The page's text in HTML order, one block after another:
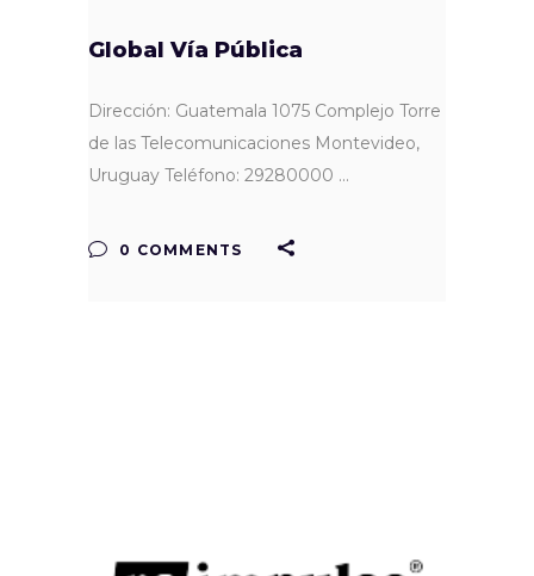
Global Vía Pública
Dirección: Guatemala 1075 Complejo Torre
de las Telecomunicaciones Montevideo,
Uruguay Teléfono: 29280000
0 COMMENTS